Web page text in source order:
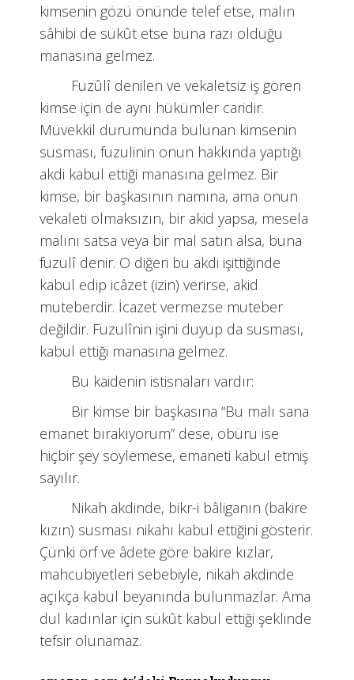
kimsenin gözü önünde telef etse, malın
sâhibi de sükût etse buna razı olduğu
manasına gelmez.
Fuzûlî denilen ve vekaletsiz iş gören
kimse için de aynı hükümler caridir.
Müvekkil durumunda bulunan kimsenin
susması, fuzulinin onun hakkında yaptığı
akdi kabul ettiği manasına gelmez. Bir
kimse, bir başkasının namına, ama onun
vekaleti olmaksızın, bir akid yapsa, mesela
malını satsa veya bir mal satın alsa, buna
fuzulî denir. O diğeri bu akdi işittiğinde
kabul edip icâzet (izin) verirse, akid
muteberdir. İcazet vermezse muteber
değildir. Fuzulînin işini duyup da susması,
kabul ettiği manasına gelmez.
Bu kaidenin istisnaları vardır:
Bir kimse bir başkasına “Bu malı sana
emanet bırakıyorum” dese, öbürü ise
hiçbir şey söylemese, emaneti kabul etmiş
sayılır.
Nikah akdinde, bikr-i bâliganın (bakire
kızın) susması nikahı kabul ettiğini gösterir.
Çünki örf ve âdete göre bakire kızlar,
mahcubiyetleri sebebiyle, nikah akdinde
açıkça kabul beyanında bulunmazlar. Ama
dul kadınlar için sükût kabul ettiği şeklinde
tefsir olunamaz.